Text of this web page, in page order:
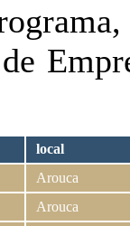
local
Arouca
Arouca